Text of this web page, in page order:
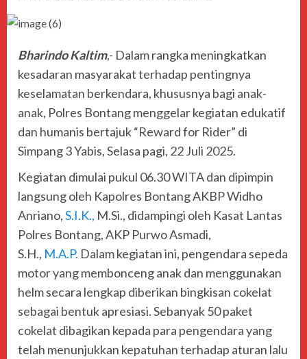
Bharindo Kaltim,- Dalam rangka meningkatkan
kesadaran masyarakat terhadap pentingnya
keselamatan berkendara, khususnya bagi anak-
anak, Polres Bontang menggelar kegiatan edukatif
dan humanis bertajuk “Reward for Rider” di
Simpang 3 Yabis, Selasa pagi, 22 Juli 2025.
Kegiatan dimulai pukul 06.30 WITA dan dipimpin
langsung oleh Kapolres Bontang AKBP Widho
Anriano,S.I.K., M.Si., didampingi oleh Kasat Lantas
Polres Bontang, AKP Purwo Asmadi,
S.H., M.A.P. Dalam kegiatan ini, pengendara sepeda
motor yang membonceng anak dan menggunakan
helm secara lengkap diberikan bingkisan cokelat
sebagai bentuk apresiasi. Sebanyak 50 paket
cokelat dibagikan kepada para pengendara yang
telah menunjukkan kepatuhan terhadap aturan lalu